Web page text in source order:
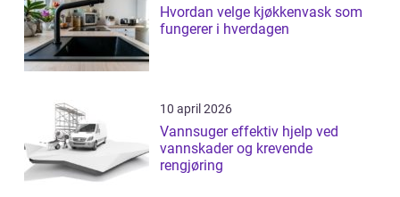
Hvordan velge kjøkkenvask som
fungerer i hverdagen
10 april 2026
Vannsuger effektiv hjelp ved
vannskader og krevende
rengjøring